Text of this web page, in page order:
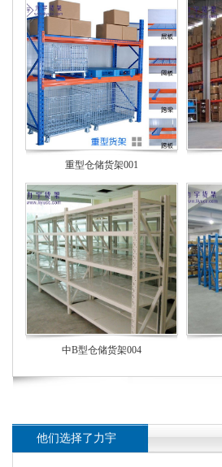
重型仓储货架001
中B型仓储货架004
他们选择了力宇